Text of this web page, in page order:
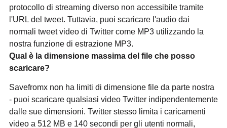
protocollo di streaming diverso non accessibile tramite
l'URL del tweet. Tuttavia, puoi scaricare l'audio dai
normali tweet video di Twitter come MP3 utilizzando la
nostra funzione di estrazione MP3.
Qual è la dimensione massima del file che posso
scaricare?
Savefromx non ha limiti di dimensione file da parte nostra
- puoi scaricare qualsiasi video Twitter indipendentemente
dalle sue dimensioni. Twitter stesso limita i caricamenti
video a 512 MB e 140 secondi per gli utenti normali,